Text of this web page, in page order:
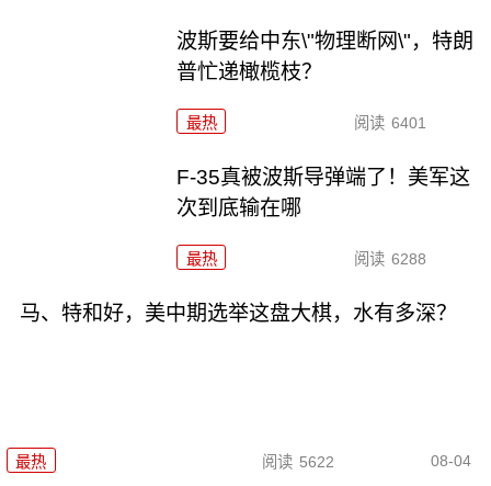
波斯要给中东\"物理断网\"，特朗
普忙递橄榄枝？
最热 阅读 6401
F-35真被波斯导弹端了！美军这
次到底输在哪
最热 阅读 6288
马、特和好，美中期选举这盘大棋，水有多深？
最热 阅读 5622 08-04